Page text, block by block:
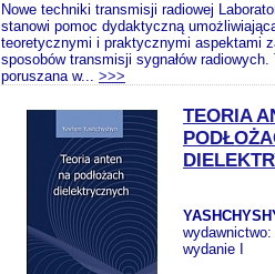
Nowe techniki transmisji radiowej
stanowi pomoc dydaktyczną
teoretycznymi i praktycznymi aspektami
sposobów transmisji sygnałów radiowych.
poruszana w... >>>
TEORIA
wydawnictwo:
wydanie I